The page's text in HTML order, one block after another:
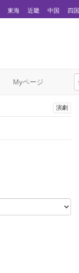
東海 近畿 中国 四国
Myページ
演劇